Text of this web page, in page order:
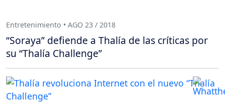
Entretenimiento • AGO 23 / 2018
“Soraya” defiende a Thalía de las críticas por
su “Thalía Challenge”